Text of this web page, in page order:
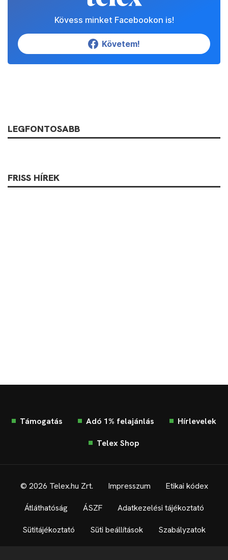
Kövess minket Facebookon is!
Követem!
LEGFONTOSABB
FRISS HÍREK
Támogatás Adó 1% felajánlás Hírlevelek
Telex Shop
© 2026 Telex.hu Zrt. Impresszum Etikai kódex
Átláthatóság ÁSZF Adatkezelési tájékoztató
Sütitájékoztató Süti beállítások Szabályzatok